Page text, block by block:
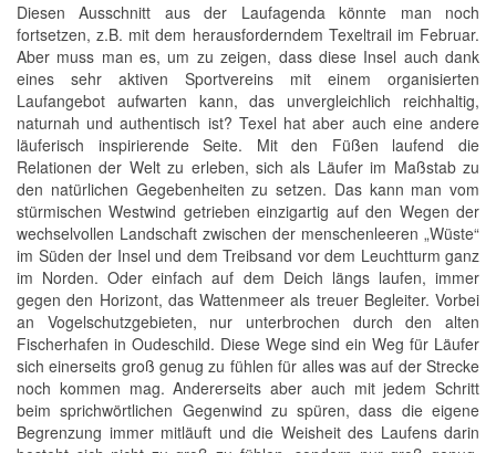
Diesen Ausschnitt aus der Laufagenda könnte man noch
fortsetzen, z.B. mit dem herausforderndem Texeltrail im Februar.
Aber muss man es, um zu zeigen, dass diese Insel auch dank
eines sehr aktiven Sportvereins mit einem organisierten
Laufangebot aufwarten kann, das unvergleichlich reichhaltig,
naturnah und authentisch ist? Texel hat aber auch eine andere
läuferisch inspirierende Seite. Mit den Füßen laufend die
Relationen der Welt zu erleben, sich als Läufer im Maßstab zu
den natürlichen Gegebenheiten zu setzen. Das kann man vom
stürmischen Westwind getrieben einzigartig auf den Wegen der
wechselvollen Landschaft zwischen der menschenleeren „Wüste“
im Süden der Insel und dem Treibsand vor dem Leuchtturm ganz
im Norden. Oder einfach auf dem Deich längs laufen, immer
gegen den Horizont, das Wattenmeer als treuer Begleiter. Vorbei
an Vogelschutzgebieten, nur unterbrochen durch den alten
Fischerhafen in Oudeschild. Diese Wege sind ein Weg für Läufer
sich einerseits groß genug zu fühlen für alles was auf der Strecke
noch kommen mag. Andererseits aber auch mit jedem Schritt
beim sprichwörtlichen Gegenwind zu spüren, dass die eigene
Begrenzung immer mitläuft und die Weisheit des Laufens darin